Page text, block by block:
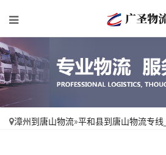
漳州到唐山物流»平和县到唐山物流专线